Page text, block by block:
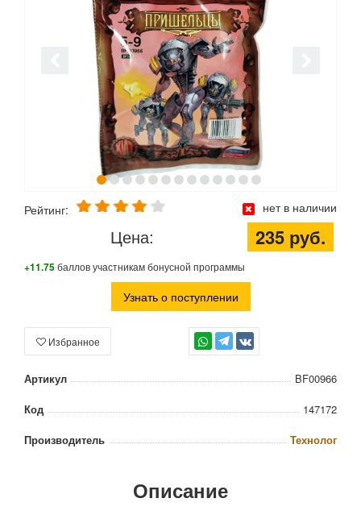
Рейтинг: нет в наличии
Цена: 235 руб.
+11.75баллов участникам бонусной программы
Узнать о поступлении
TG
Избранное
Артикул
BF00966
Код
147172
Производитель
Технолог
Описание